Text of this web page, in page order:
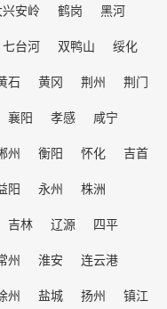
安岭 鹤岗
黑河
七台河 双鸭山
绥化
石 黄冈 荆州
荆门
襄阳 孝感
咸宁
州 衡阳 怀化
吉首
阳 永州
株洲
吉林 辽源
四平
州 淮安
连云港
州 盐城 扬州
镇江